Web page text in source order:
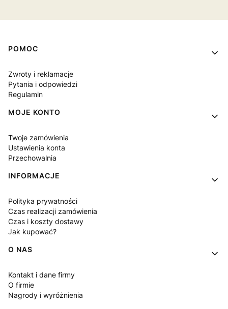
Linki w stopce
POMOC
Zwroty i reklamacje
Pytania i odpowiedzi
Regulamin
MOJE KONTO
Twoje zamówienia
Ustawienia konta
Przechowalnia
INFORMACJE
Polityka prywatności
Czas realizacji zamówienia
Czas i koszty dostawy
Jak kupować?
O NAS
Kontakt i dane firmy
O firmie
Nagrody i wyróżnienia